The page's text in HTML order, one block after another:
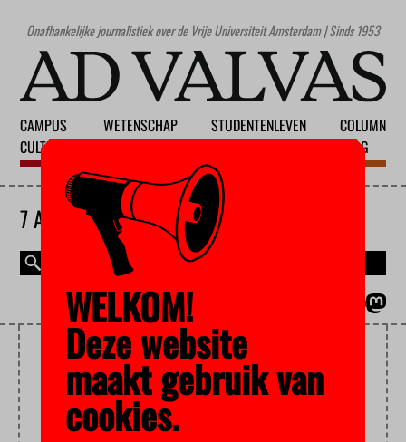
Onafhankelijke journalistiek over de Vrije Universiteit Amsterdam | Sinds 1953
CAMPUS
CULTUUR
WETENSCHAP
STUDENTENLEVEN
COLUMN
BLOG
7 AUGUSTUS 2026
ARBEIDSOVEREENKOMST
WELKOM!
Deze website
maakt gebruik van
cookies.